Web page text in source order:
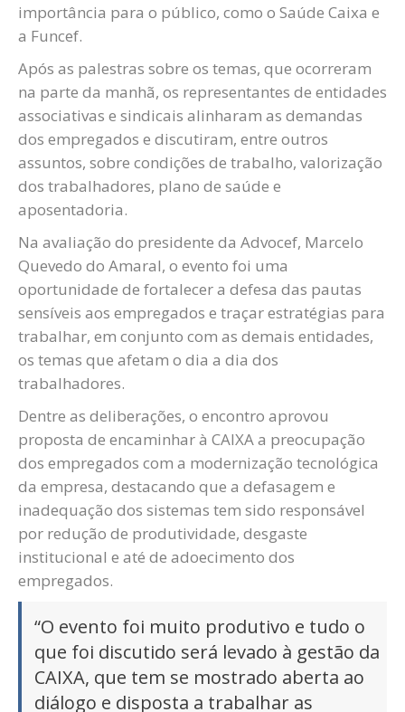
importância para o público, como o Saúde Caixa e
a Funcef.
Após as palestras sobre os temas, que ocorreram
na parte da manhã, os representantes de entidades
associativas e sindicais alinharam as demandas
dos empregados e discutiram, entre outros
assuntos, sobre condições de trabalho, valorização
dos trabalhadores, plano de saúde e
aposentadoria.
Na avaliação do presidente da Advocef, Marcelo
Quevedo do Amaral, o evento foi uma
oportunidade de fortalecer a defesa das pautas
sensíveis aos empregados e traçar estratégias para
trabalhar, em conjunto com as demais entidades,
os temas que afetam o dia a dia dos
trabalhadores.
Dentre as deliberações, o encontro aprovou
proposta de encaminhar à CAIXA a preocupação
dos empregados com a modernização tecnológica
da empresa, destacando que a defasagem e
inadequação dos sistemas tem sido responsável
por redução de produtividade, desgaste
institucional e até de adoecimento dos
empregados.
“O evento foi muito produtivo e tudo o
que foi discutido será levado à gestão da
CAIXA, que tem se mostrado aberta ao
diálogo e disposta a trabalhar as